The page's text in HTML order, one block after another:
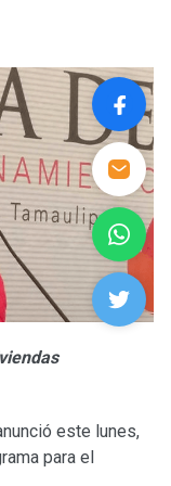
este lunes,
para el